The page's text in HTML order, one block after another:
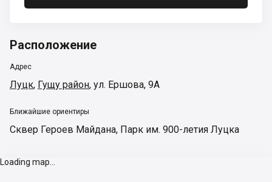
Расположение
Адрес
Луцк, Гущу район, ул. Ершова, 9А
Ближайшие ориентиры
Сквер Героев Майдана, Парк им. 900-летия Луцка
Loading map...